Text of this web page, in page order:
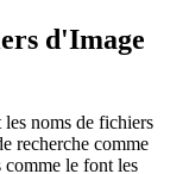
d'Image
noms de fichiers
recherche comme
comme le font les